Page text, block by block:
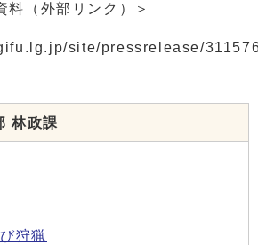
料（外部リンク）＞
site/pressrelease/
林政課
狩猟